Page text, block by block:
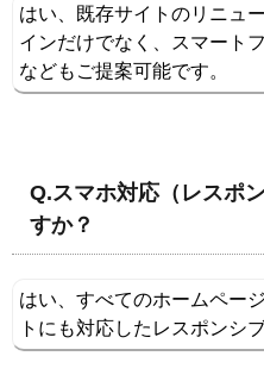
はい、既存サイトのリニュ
インだけでなく、スマート
などもご提案可能です。
Q.スマホ対応（レスポ
すか？
はい、すべてのホームペー
トにも対応したレスポンシ